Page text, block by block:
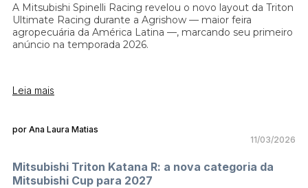
A Mitsubishi Spinelli Racing revelou o novo layout da Triton
Ultimate Racing durante a Agrishow — maior feira
agropecuária da América Latina —, marcando seu primeiro
anúncio na temporada 2026.
Leia mais
por Ana Laura Matias
11/03/2026
Mitsubishi Triton Katana R: a nova categoria da
Mitsubishi Cup para 2027